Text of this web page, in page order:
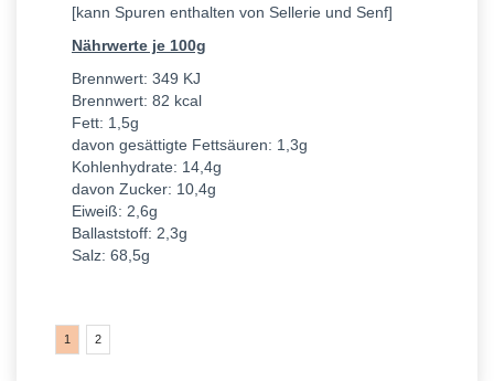
[kann Spuren enthalten von Sellerie und Senf]
Nährwerte je 100g
Brennwert: 349 KJ
Brennwert: 82 kcal
Fett: 1,5g
davon gesättigte Fettsäuren: 1,3g
Kohlenhydrate: 14,4g
davon Zucker: 10,4g
Eiweiß: 2,6g
Ballaststoff: 2,3g
Salz: 68,5g
1 2